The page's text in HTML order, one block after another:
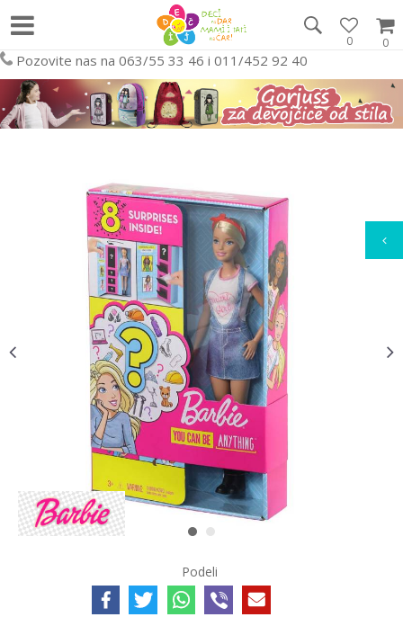
0
0
Pozovite nas na 063/55 33 46 i 011/452 92 40
1 2
Podeli